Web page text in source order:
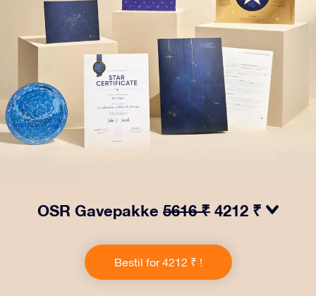
OSR Gavepakke 5616 ₹ 4212 ₹
Denne gave inkluderer en smuk kuvert og personlige
dokumenter, der sendes til en adresse efter dit eget
valg, samt digitale dokumenter og gratis brug af vores
Bestil for 4212 ₹ !